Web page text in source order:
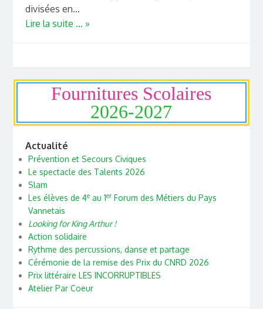
divisées en...
Lire la suite ... »
Fournitures Scolaires
2026-2027
Actualité
Prévention et Secours Civiques
Le spectacle des Talents 2026
Slam
Les élèves de 4eau 1erForum des Métiers du Pays
Vannetais
Looking for King Arthur !
Action solidaire
Rythme des percussions, danse et partage
Cérémonie de la remise des Prix du CNRD 2026
Prix littéraire LES INCORRUPTIBLES
Atelier Par Coeur